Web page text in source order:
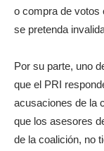
o compra de votos
se pretenda
Por su parte, uno
que el PRI
acusaciones de la
que los asesores
de la coalición, no